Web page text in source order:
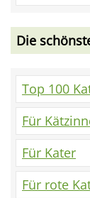
Die
Top 100
Für
Für Kater
Für rote